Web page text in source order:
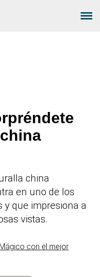
china
en uno de los
y que impresiona a
vistas.
con el mejor